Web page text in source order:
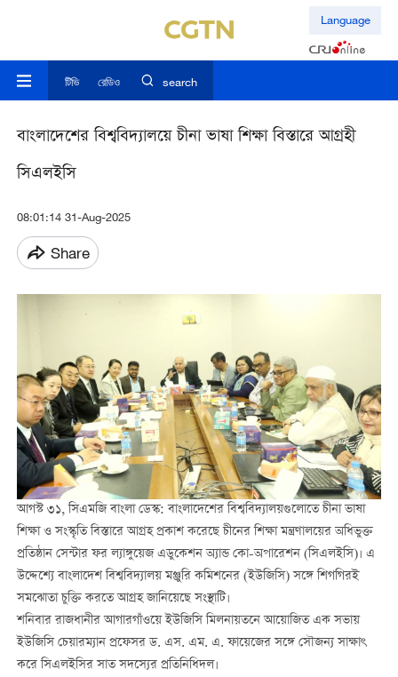
Language
টিভি রেডিও search
বাংলাদেশের বিশ্ববিদ্যালয়ে চীনা ভাষা শিক্ষা বিস্তারে আগ্রহী
সিএলইসি
08:01:14 31-Aug-2025
Share
আগস্ট ৩১, সিএমজি বাংলা ডেস্ক: বাংলাদেশের বিশ্ববিদ্যালয়গুলোতে চীনা ভাষা
শিক্ষা ও সংস্কৃতি বিস্তারে আগ্রহ প্রকাশ করেছে চীনের শিক্ষা মন্ত্রণালয়ের অধিভুক্ত
প্রতিষ্ঠান সেন্টার ফর ল্যাঙ্গুয়েজ এডুকেশন অ্যান্ড কো-অপারেশন (সিএলইসি)। এ
উদ্দেশ্যে বাংলাদেশ বিশ্ববিদ্যালয় মঞ্জুরি কমিশনের (ইউজিসি) সঙ্গে শিগগিরই
সমঝোতা চুক্তি করতে আগ্রহ জানিয়েছে সংস্থাটি।
শনিবার রাজধানীর আগারগাঁওয়ে ইউজিসি মিলনায়তনে আয়োজিত এক সভায়
ইউজিসি চেয়ারম্যান প্রফেসর ড. এস. এম. এ. ফায়েজের সঙ্গে সৌজন্য সাক্ষাৎ
করে সিএলইসির সাত সদস্যের প্রতিনিধিদল।